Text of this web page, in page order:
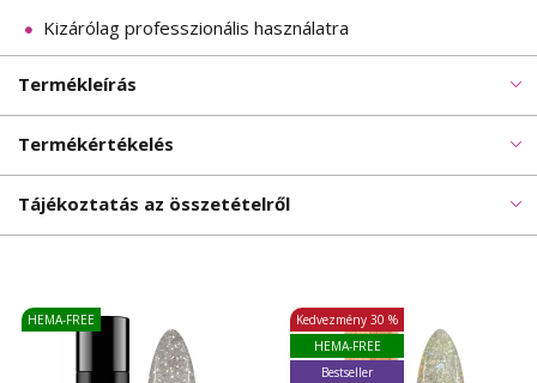
Kizárólag professzionális használatra
Termékleírás
Termékértékelés
Tájékoztatás az összetételről
HEMA-FREE Kedvezmény 30 %
HEMA-FREE
Bestseller